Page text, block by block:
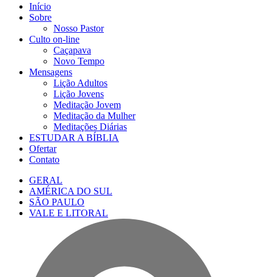
Início
Sobre
Nosso Pastor
Culto on-line
Caçapava
Novo Tempo
Mensagens
Lição Adultos
Lição Jovens
Meditação Jovem
Meditação da Mulher
Meditações Diárias
ESTUDAR A BÍBLIA
Ofertar
Contato
GERAL
AMÉRICA DO SUL
SÃO PAULO
VALE E LITORAL